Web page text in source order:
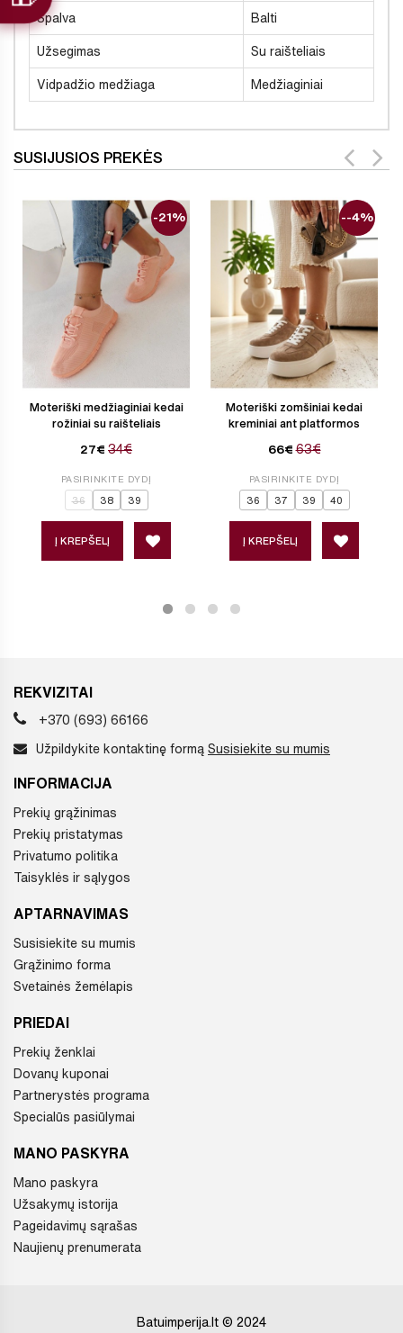
Spalva Balti
Užsegimas Su raišteliais
Vidpadžio medžiaga Medžiaginiai
SUSIJUSIOS PREKĖS
Moteriški medžiaginiai kedai
rožiniai su raišteliais
27€ 34€
-21%
PASIRINKITE DYDĮ
36 38 39
Į KREPŠELĮ
Moteriški zomšiniai kedai
kreminiai ant platformos
66€ 63€
--4%
PASIRINKITE DYDĮ
36 37 39 40
Į KREPŠELĮ
REKVIZITAI
+370 (693) 66166
Užpildykite kontaktinę formą Susisiekite su mumis
INFORMACIJA
Prekių grąžinimas
Prekių pristatymas
Privatumo politika
Taisyklės ir sąlygos
APTARNAVIMAS
Susisiekite su mumis
Grąžinimo forma
Svetainės žemėlapis
PRIEDAI
Prekių ženklai
Dovanų kuponai
Partnerystės programa
Specialūs pasiūlymai
MANO PASKYRA
Mano paskyra
Užsakymų istorija
Pageidavimų sąrašas
Naujienų prenumerata
Batuimperija.lt © 2024